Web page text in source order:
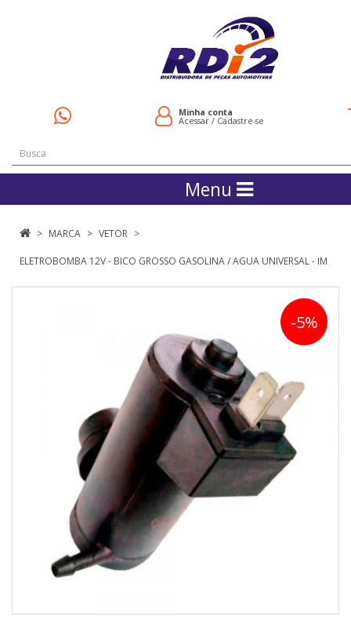
Minha conta
Acessar/ Cadastre-se
Menu
MARCA VETOR
ELETROBOMBA 12V - BICO GROSSO GASOLINA / AGUA UNIVERSAL - IM
-5%